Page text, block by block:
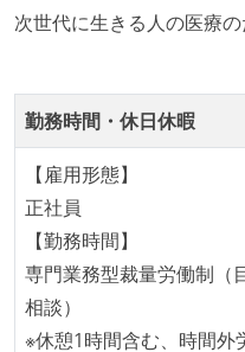
OS やエディタ、IDE
参加している
タスクの見積もりは
となって行う
全体のスケジュール管
ながら、納期または盛
で行う
コード品質向上の
次世代に生きる人の医療の
勤務時間・休日休暇
【雇用形態】
正社員
【勤務時間】
専門業務型裁量労働制（
相談）
※休憩1時間含む、時間外